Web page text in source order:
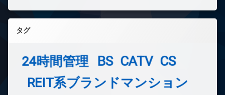
タグ
24時間管理 BS CATV CS
REIT系ブランドマンション